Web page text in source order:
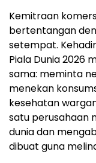
Kemitraan
bertentangan
setempat.
Piala Dunia 2026
sama: meminta
menekan
kesehatan
satu perusahaan
dunia dan
dibuat guna